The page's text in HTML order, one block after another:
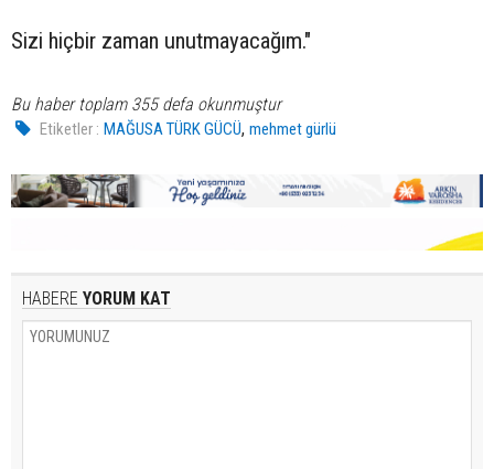
Sizi hiçbir zaman unutmayacağım."
Bu haber toplam 355 defa okunmuştur
Etiketler : MAĞUSA TÜRK GÜCÜ,mehmet gürlü
HABERE YORUM KAT